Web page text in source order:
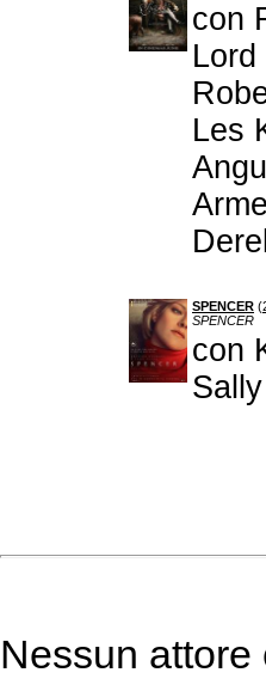
con
Les
SPENCER (
SPENCER
con
Nessun